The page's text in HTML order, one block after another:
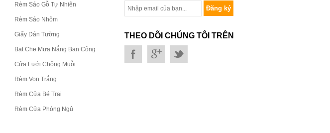
Rèm Sáo Gỗ Tự Nhiên
Rèm Sáo Nhôm
Giấy Dán Tường
Bạt Che Mưa Nắng Ban Công
Cửa Lưới Chống Muỗi
Rèm Von Trắng
Rèm Cửa Bé Trai
Rèm Cửa Phòng Ngủ
Đăng ký
THEO DÕI CHÚNG TÔI TRÊN